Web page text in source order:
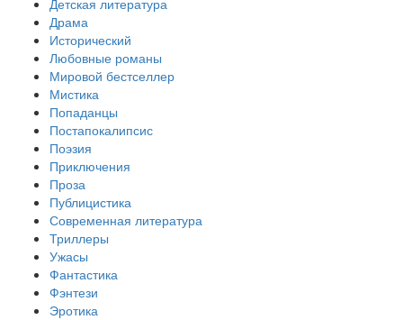
Детская литература
Драма
Исторический
Любовные романы
Мировой бестселлер
Мистика
Попаданцы
Постапокалипсис
Поэзия
Приключения
Проза
Публицистика
Современная литература
Триллеры
Ужасы
Фантастика
Фэнтези
Эротика